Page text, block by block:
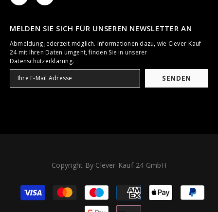
MELDEN SIE SICH FÜR UNSEREN NEWSLETTER AN
Abmeldung jederzeit möglich. Informationen dazu, wie Clever-Kauf-
24 mit Ihren Daten umgeht, finden Sie in unserer
Datenschutzerklärung.
SENDEN
Copyright By Clever-Kauf-24 GmbH
Zahlungsarten